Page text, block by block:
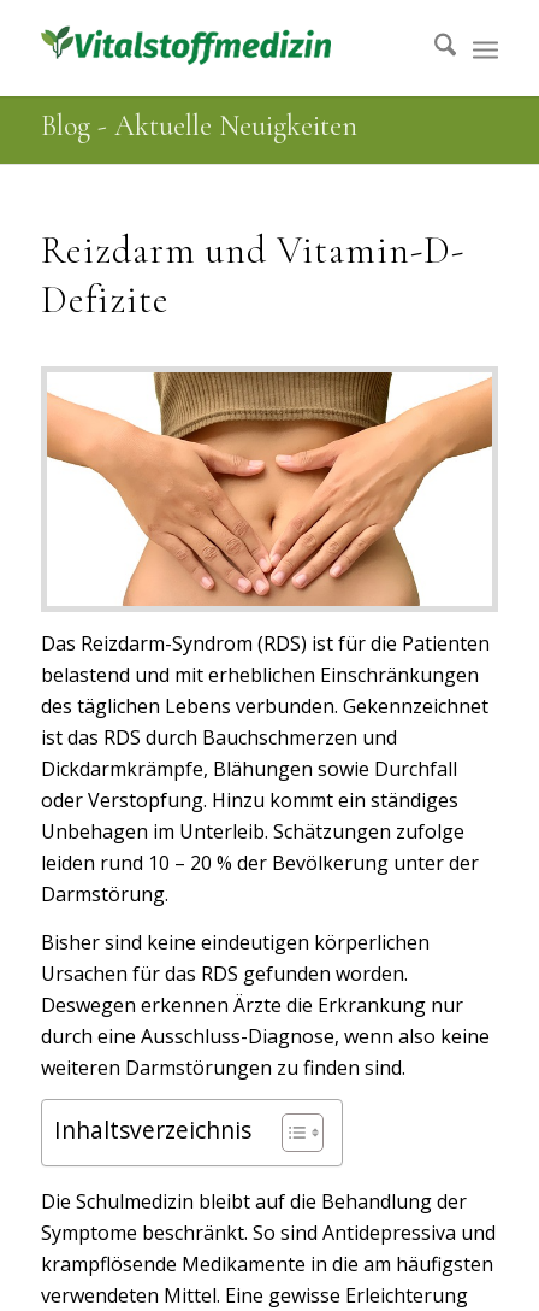
Blog - Aktuelle Neuigkeiten
Reizdarm und Vitamin-D-
Defizite
Das Reizdarm-Syndrom (RDS) ist für die Patienten
belastend und mit erheblichen Einschränkungen
des täglichen Lebens verbunden. Gekennzeichnet
ist das RDS durch Bauchschmerzen und
Dickdarmkrämpfe, Blähungen sowie Durchfall
oder Verstopfung. Hinzu kommt ein ständiges
Unbehagen im Unterleib. Schätzungen zufolge
leiden rund 10 – 20 % der Bevölkerung unter der
Darmstörung.
Bisher sind keine eindeutigen körperlichen
Ursachen für das RDS gefunden worden.
Deswegen erkennen Ärzte die Erkrankung nur
durch eine Ausschluss-Diagnose, wenn also keine
weiteren Darmstörungen zu finden sind.
Inhaltsverzeichnis
Die Schulmedizin bleibt auf die Behandlung der
Symptome beschränkt. So sind Antidepressiva und
krampflösende Medikamente in die am häufigsten
verwendeten Mittel. Eine gewisse Erleichterung